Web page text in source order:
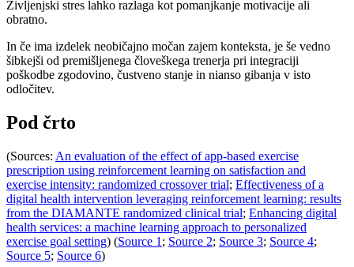
Življenjski stres lahko razlaga kot pomanjkanje motivacije ali
obratno.
In če ima izdelek neobičajno močan zajem konteksta, je še vedno
šibkejši od premišljenega človeškega trenerja pri integraciji
poškodbe zgodovino, čustveno stanje in nianso gibanja v isto
odločitev.
Pod črto
(Sources: An evaluation of the effect of app-based exercise
prescription using reinforcement learning on satisfaction and
exercise intensity: randomized crossover trial; Effectiveness of a
digital health intervention leveraging reinforcement learning: results
from the DIAMANTE randomized clinical trial; Enhancing digital
health services: a machine learning approach to personalized
exercise goal setting) (Source 1 ; Source 2; Source 3; Source 4;
Source 5; Source 6)